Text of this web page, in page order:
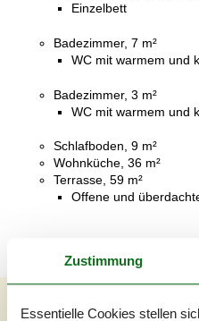
Einzelbett
Badezimmer, 7 m²
WC mit warmem und
Badezimmer, 3 m²
WC mit warmem und
Schlafboden, 9 m²
Wohnküche, 36 m²
Terrasse, 59 m²
Offene und
Zustimmung
Essentielle Cookies stellen